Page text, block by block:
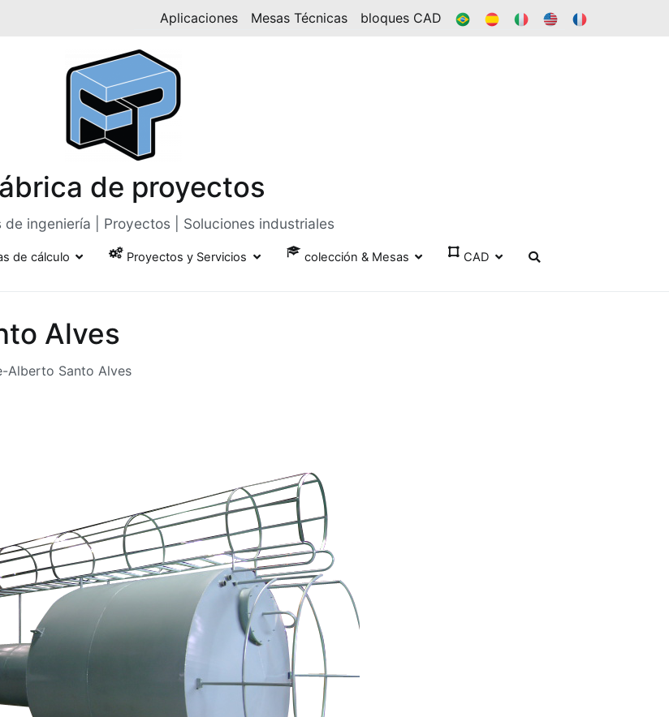
Aplicaciones Mesas Técnicas bloques CAD BR ES ÉL EN
de proyectos
de ingeniería | Proyectos | Soluciones industriales
de cálculo Proyectos y Servicios colección & Mesas CAD
Alves
Alberto Santo Alves